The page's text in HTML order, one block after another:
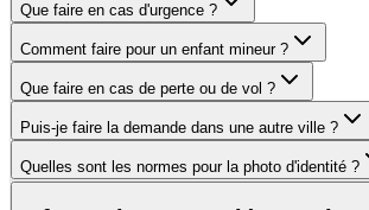
Que faire en cas d'urgence ?
Comment faire pour un enfant mineur ?
Que faire en cas de perte ou de vol ?
Puis-je faire la demande dans une autre ville ?
Quelles sont les normes pour la photo d'identité ?